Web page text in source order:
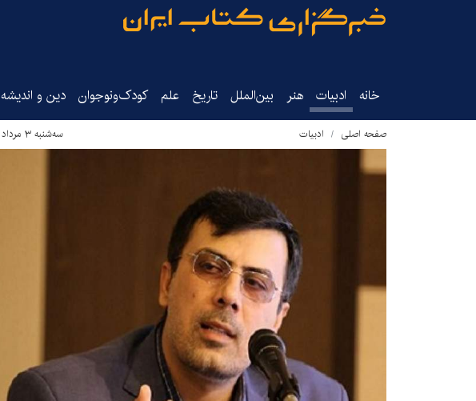
خانه ادبیات هنر بین‌الملل تاریخ‌ علم کودک‌ونوجوان دین و اندیشه
صفحه اصلی ادبیات سه‌شنبه ۳ مرداد ۱۴۰۲ - ۰۸:۳۲